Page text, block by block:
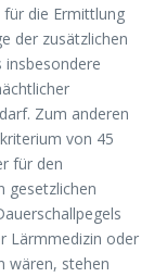
die Ermittlung
der zusätzlichen
Zum anderen
von 45
für den
gesetzlichen
Lärmmedizin oder
wären, stehen